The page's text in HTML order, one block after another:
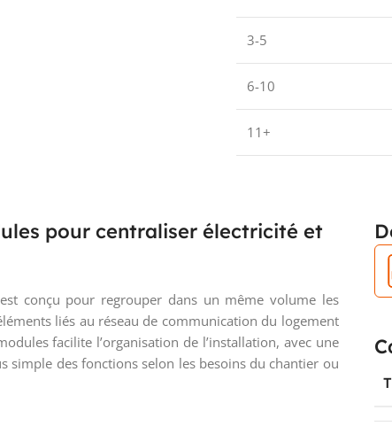
3-5
6-10
11+
pour centraliser électricité et
conçu pour regrouper dans un même volume les
liés au réseau de communication du logement
facilite l’organisation de l’installation, avec une
simple des fonctions selon les besoins du chantier ou